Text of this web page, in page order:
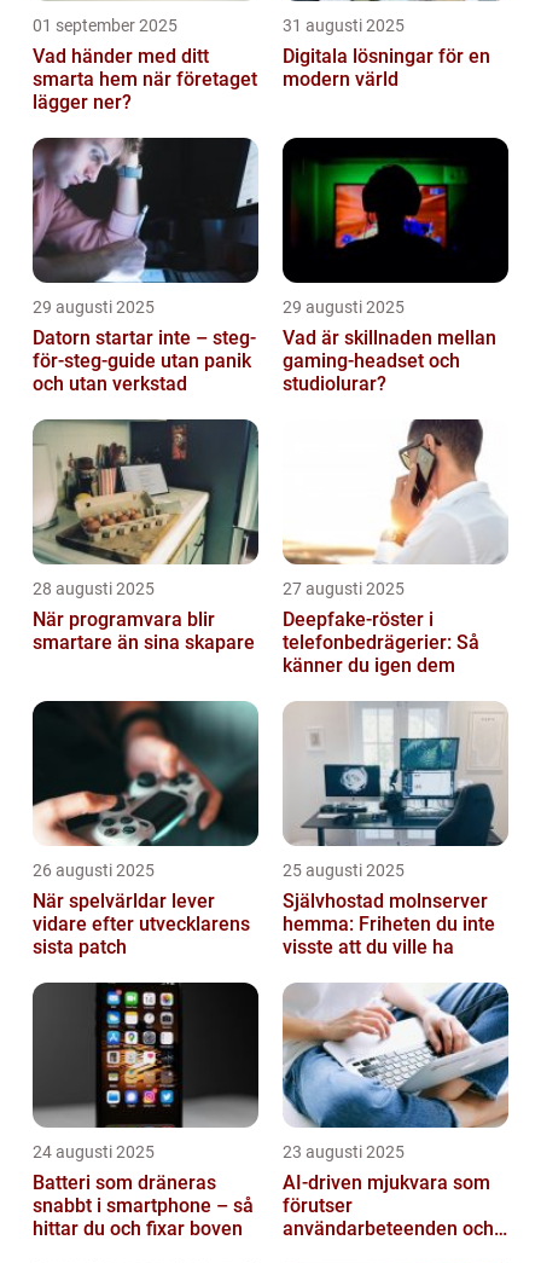
01 september 2025
Vad händer med ditt
smarta hem när företaget
lägger ner?
31 augusti 2025
Digitala lösningar för en
modern värld
29 augusti 2025
Datorn startar inte – steg-
för-steg-guide utan panik
och utan verkstad
29 augusti 2025
Vad är skillnaden mellan
gaming-headset och
studiolurar?
28 augusti 2025
När programvara blir
smartare än sina skapare
27 augusti 2025
Deepfake-röster i
telefonbedrägerier: Så
känner du igen dem
26 augusti 2025
När spelvärldar lever
vidare efter utvecklarens
sista patch
25 augusti 2025
Självhostad molnserver
hemma: Friheten du inte
visste att du ville ha
24 augusti 2025
Batteri som dräneras
snabbt i smartphone – så
hittar du och fixar boven
23 augusti 2025
AI-driven mjukvara som
förutser
användarbeteenden och